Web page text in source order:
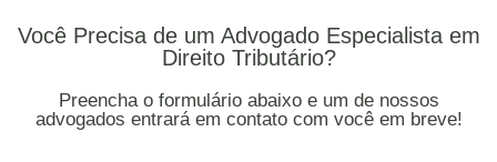
Você Precisa de um Advogado Especialista em
Direito Tributário?
Preencha o formulário abaixo e um de nossos
advogados entrará em contato com você em breve!